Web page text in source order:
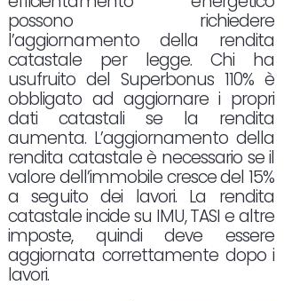
possono richiedere
l’aggiornamento della rendita
catastale per legge. Chi ha
usufruito del Superbonus 110% è
obbligato ad aggiornare i propri
dati catastali se la rendita
aumenta. L’aggiornamento della
rendita catastale è necessario se il
valore dell’immobile cresce del 15%
a seguito dei lavori. La rendita
catastale incide su IMU, TASI e altre
imposte, quindi deve essere
aggiornata correttamente dopo i
lavori.